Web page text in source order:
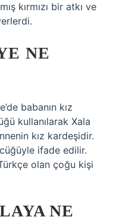
kırmızı bir atkı ve
NE
babanın kız
kullanılarak Xala
kız kardeşidir.
ifade edilir.
olan çoğu kişi
NE